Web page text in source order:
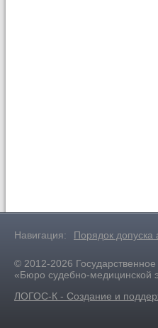
Навигация: Порядок допуска
© 2012-2026
«Бюро судебно-медицинской
ЛОГОС-К - Создание и